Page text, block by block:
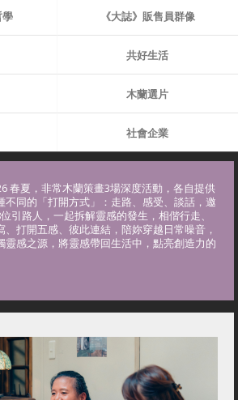
《大誌》販售員群像
共好生活
木蘭選片
社會企業
春夏，非常木蘭策畫3場深度活動，各自提供
不同的「打開方式」：走路、感受、談話，邀
引路人，一起拆解靈感的發生，相偕行走、
、打開五感、彼此連結，陪妳穿越日常噪音，
靈感之源，將靈感帶回生活中，點亮創造力的